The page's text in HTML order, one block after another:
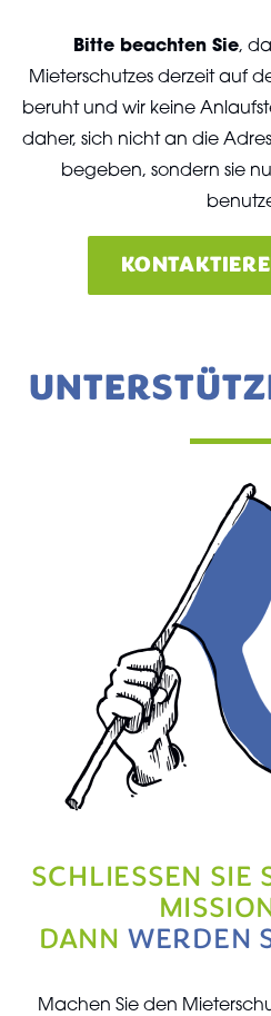
Bitte beachten Sie,
Mieterschutzes derzeit auf
beruht und wir keine
daher, sich nicht an die
begeben, sondern sie
SCHLIESSEN SIE
ISSION
DANN WERDEN
Machen Sie den